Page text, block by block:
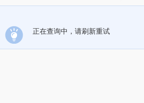
正在查询中，请刷新重试